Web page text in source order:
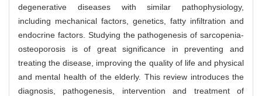
degenerative diseases with similar pathophysiology,
including mechanical factors, genetics, fatty infiltration and
endocrine factors. Studying the pathogenesis of sarcopenia-
osteoporosis is of great significance in preventing and
treating the disease, improving the quality of life and physical
and mental health of the elderly. This review introduces the
diagnosis, pathogenesis, intervention and treatment of